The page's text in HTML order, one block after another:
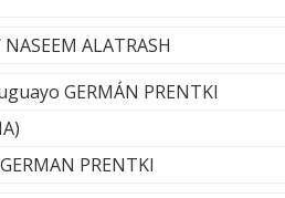
ALATRASH
GERMÁN PRENTKI
PRENTKI